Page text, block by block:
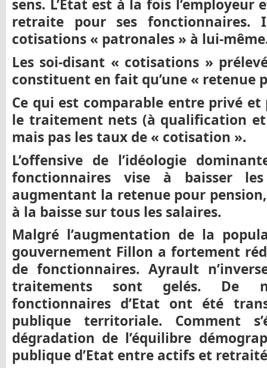
sens. L’Etat est à la fois
retraite pour ses
cotisations « patronales » à lui-
Les soi-disant « cotisations »
constituent en fait qu’une « retenue
Ce qui est comparable entre privé et
le traitement nets (à qualification
mais pas les taux de « cotisation ».
L’offensive de l’idéologie
fonctionnaires vise à baisser
augmentant la retenue pour
à la baisse sur tous les salaires.
Malgré l’augmentation de la
gouvernement Fillon a fortement
de fonctionnaires. Ayrault
traitements sont gelés. De
fonctionnaires d’Etat ont été
publique territoriale. Comment
dégradation de l’équilibre
publique d’Etat entre actifs et